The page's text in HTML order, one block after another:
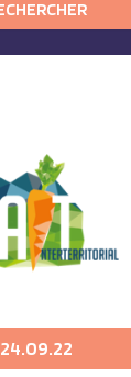
24.09.22